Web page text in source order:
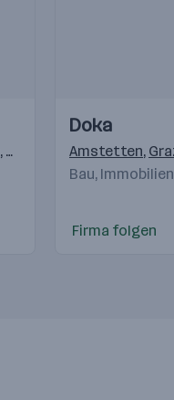
, Salzburg ,Pölten,Linz ,
Videos
Einblicke
Einblicke
Doka
Amstetten,
Bau,
Firma folgen